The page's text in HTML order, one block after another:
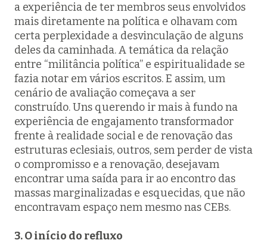
a experiência de ter membros seus envolvidos
mais diretamente na política e olhavam com
certa perplexidade a desvinculação de alguns
deles da caminhada. A temática da relação
entre “militância política” e espiritualidade se
fazia notar em vários escritos. E assim, um
cenário de avaliação começava a ser
construído. Uns querendo ir mais à fundo na
experiência de engajamento transformador
frente à realidade social e de renovação das
estruturas eclesiais, outros, sem perder de vista
o compromisso e a renovação, desejavam
encontrar uma saída para ir ao encontro das
massas marginalizadas e esquecidas, que não
encontravam espaço nem mesmo nas CEBs.
3. O início do refluxo